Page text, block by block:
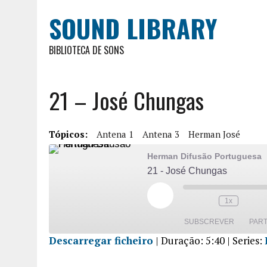
SOUND LIBRARY
BIBLIOTECA DE SONS
21 – José Chungas
Tópicos: Antena 1 Antena 3 Herman José
Herman Difusão Portuguesa
21 - José Chungas
1x
SUBSCREVER
Descarregar ficheiro | Duração: 5:40 | Series: